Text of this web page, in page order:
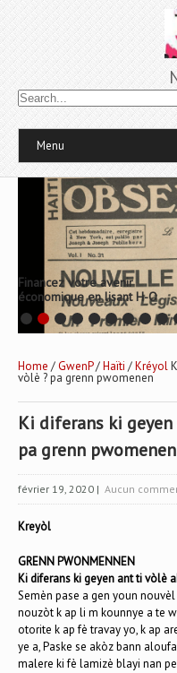
Menu
Financez votre avenir
économique en lisant H-O
Home /GwenP/Haïti /Kréyol
vòlè ? pa grenn pwomenen
Ki diferans ki
pa grenn pwomenen
février 19, 2020 | Aucun
Kreyòl
GRENN PWONMENNEN
Ki diferans ki geyen ant ti vòlè
Semèn pase a gen youn
nouzòt k ap li m kounnye a te
otorite k ap fè travay yo, k ap
ye a, Paske se akòz bann
malere ki fè lamizè blayi nan